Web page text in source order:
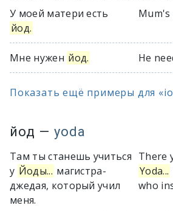
У моей матери есть
йод.
Мне нужен йод. He
Показать ещё примеры для
йод — yoda
Там ты станешь учиться
у Йоды... магистра-
джедая, который учил
меня.
There
Yoda...
who